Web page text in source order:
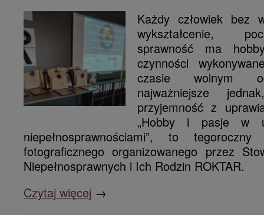
Każdy człowiek bez
wykształcenie,
sprawność ma
czynności
czasie wolnym
najważniejsze
przyjemność z
„Hobby i pasje w
niepełnosprawnościami”, to
fotograficznego organizowanego przez
Niepełnosprawnych i Ich Rodzin ROKTAR.
Czytaj więcej →